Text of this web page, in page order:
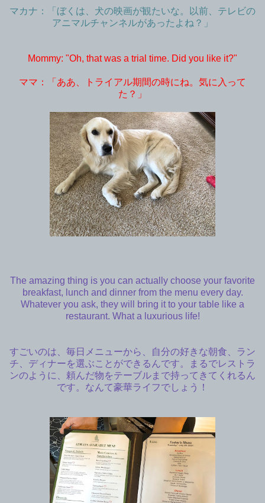
マカナ：「ぼくは、犬の映画が観たいな。以前、テレビの
アニマルチャンネルがあったよね？」
Mommy: "Oh, that was a trial time. Did you like it?"
ママ：「ああ、トライアル期間の時にね。気に入って
た？」
The amazing thing is you can actually choose your favorite
breakfast, lunch and dinner from the menu every day.
Whatever you ask, they will bring it to your table like a
restaurant. What a luxurious life!
すごいのは、毎日メニューから、自分の好きな朝食、ラン
チ、ディナーを選ぶことができるんです。まるでレストラ
ンのように、頼んだ物をテーブルまで持ってきてくれるん
です。なんて豪華ライフでしょう！